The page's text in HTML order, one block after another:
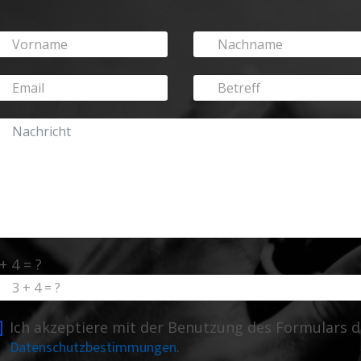
4 = ?
Ich akzeptiere mit der Benutzung des Formulars
Datenschutzbestimmungen.